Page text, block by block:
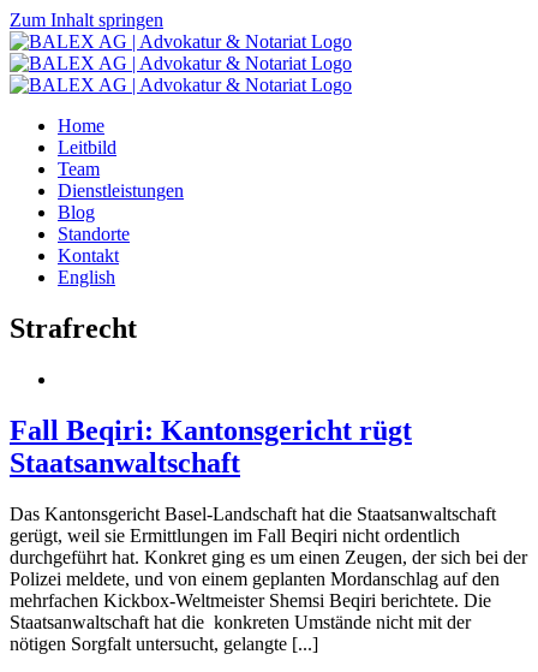
Zum Inhalt springen
Home
Leitbild
Team
Dienstleistungen
Blog
Standorte
Kontakt
English
Strafrecht
Fall Beqiri: Kantonsgericht rügt
Staatsanwaltschaft
Das Kantonsgericht Basel-Landschaft hat die Staatsanwaltschaft
gerügt, weil sie Ermittlungen im Fall Beqiri nicht ordentlich
durchgeführt hat. Konkret ging es um einen Zeugen, der sich bei der
Polizei meldete, und von einem geplanten Mordanschlag auf den
mehrfachen Kickbox-Weltmeister Shemsi Beqiri berichtete. Die
Staatsanwaltschaft hat die konkreten Umstände nicht mit der
nötigen Sorgfalt untersucht, gelangte [...]